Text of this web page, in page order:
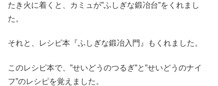
たき火に着くと、カミュが”ふしぎな鍛冶台”をくれまし
た。
それと、レシピ本『ふしぎな鍛冶入門』もくれました。
このレシピ本で、”せいどうのつるぎ”と”せいどうのナイ
フ”のレシピを覚えました。